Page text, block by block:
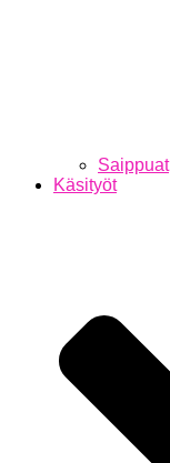
Saippuat
Käsityöt